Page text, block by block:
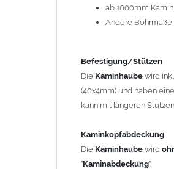
Standardhauben
12 Laube, 13
Die Typen 02 (Bogen),
hergestellt (Preis auf
Ab einerKaminlänge
Bei der Kombination
angefertigt.
ab 1000mm
Andere Bohrmaße
Befestigung/Stützen
Die Kaminhaube wird inkl.
(40x4mm) und haben
kann mit längeren
Kaminkopfabdeckung
Die Kaminhaube wird
"Kaminabdeckung".